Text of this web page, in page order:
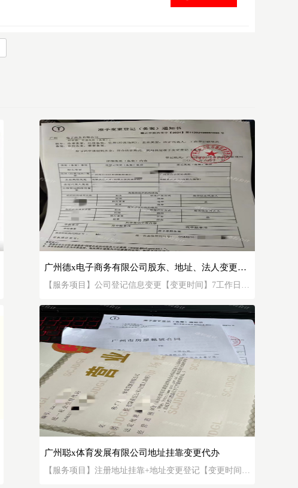
广州德x电子商务有限公司股东、地址、法人变更代
办
【服务项目】公司登记信息变更【变更时间】7工作日
东、经营场所地址、企业类型、法定代表人、联络员信
息变更登记
广州聪x体育发展有限公司地址挂靠变更代办
【服务项目】注册地址挂靠+地址变更登记【变更时间】